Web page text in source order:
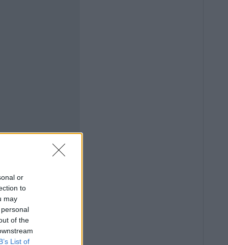
or
to
may
of the
List of